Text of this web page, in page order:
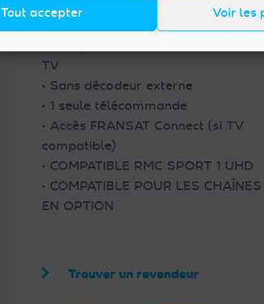
Tout accepter Voir les
NOUVELLE GENERATION
TV
• Sans décodeur externe
• 1 seule télécommande
• Accès FRANSAT Connect (si TV
compatible)
• COMPATIBLE RMC SPORT 1 UHD
• COMPATIBLE POUR LES CHAÎNES
EN OPTION
Trouver un revendeur